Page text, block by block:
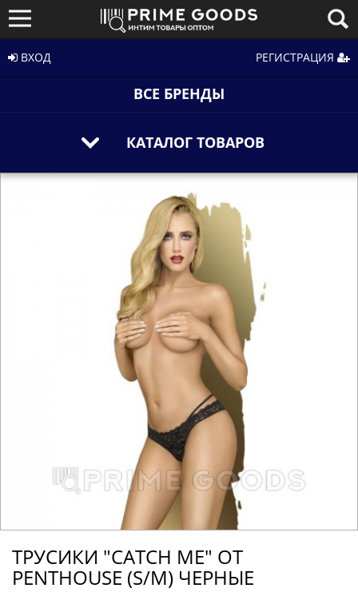
ВХОД РЕГИСТРАЦИЯ
ВСЕ БРЕНДЫ
КАТАЛОГ ТОВАРОВ
ТРУСИКИ "CATCH ME" ОТ
PENTHOUSE (S/M) ЧЕРНЫЕ